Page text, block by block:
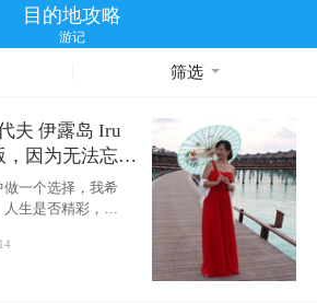
目的地攻略
游记
筛选
夫 伊露岛 Iru
，因为无法忘却
一个选择，我希
生是否精彩，都